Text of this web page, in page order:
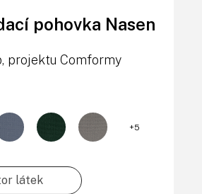
pohovka Nasen
projektu Comformy
+5
látek